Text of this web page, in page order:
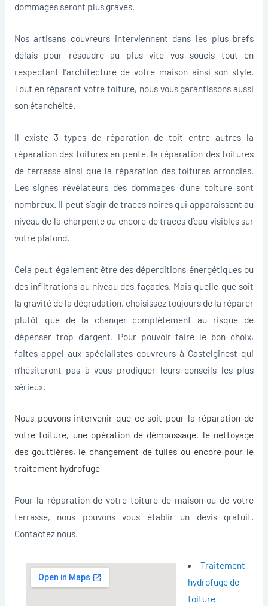
dommages seront plus graves.
Nos artisans couvreurs interviennent dans les plus brefs
délais pour résoudre au plus vite vos soucis tout en
respectant l’architecture de votre maison ainsi son style.
Tout en réparant votre toiture, nous vous garantissons aussi
son étanchéité.
Il existe 3 types de réparation de toit entre autres la
réparation des toitures en pente, la réparation des toitures
de terrasse ainsi que la réparation des toitures arrondies.
Les signes révélateurs des dommages d’une toiture sont
nombreux. Il peut s’agir de traces noires qui apparaissent au
niveau de la charpente ou encore de traces d’eau visibles sur
votre plafond.
Cela peut également être des déperditions énergétiques ou
des infiltrations au niveau des façades. Mais quelle que soit
la gravité de la dégradation, choisissez toujours de la réparer
plutôt que de la changer complètement au risque de
dépenser trop d’argent. Pour pouvoir faire le bon choix,
faites appel aux spécialistes couvreurs à Castelginest qui
n’hésiteront pas à vous prodiguer leurs conseils les plus
sérieux.
Nous pouvons intervenir que ce soit pour la réparation de
votre toiture, une opération de démoussage, le nettoyage
des gouttières, le changement de tuiles ou encore pour le
traitement hydrofuge
Pour la réparation de votre toiture de maison ou de votre
terrasse, nous pouvons vous établir un devis gratuit.
Contactez nous.
Traitement
hydrofuge de
toiture